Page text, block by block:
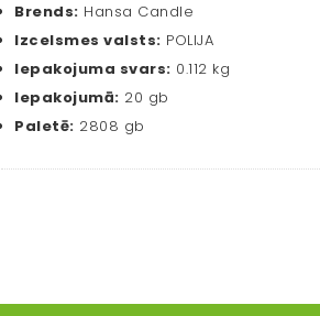
Brends: Hansa Candle
Izcelsmes valsts: POLIJA
Iepakojuma svars: 0.112 kg
Iepakojumā: 20 gb
Paletē: 2808 gb